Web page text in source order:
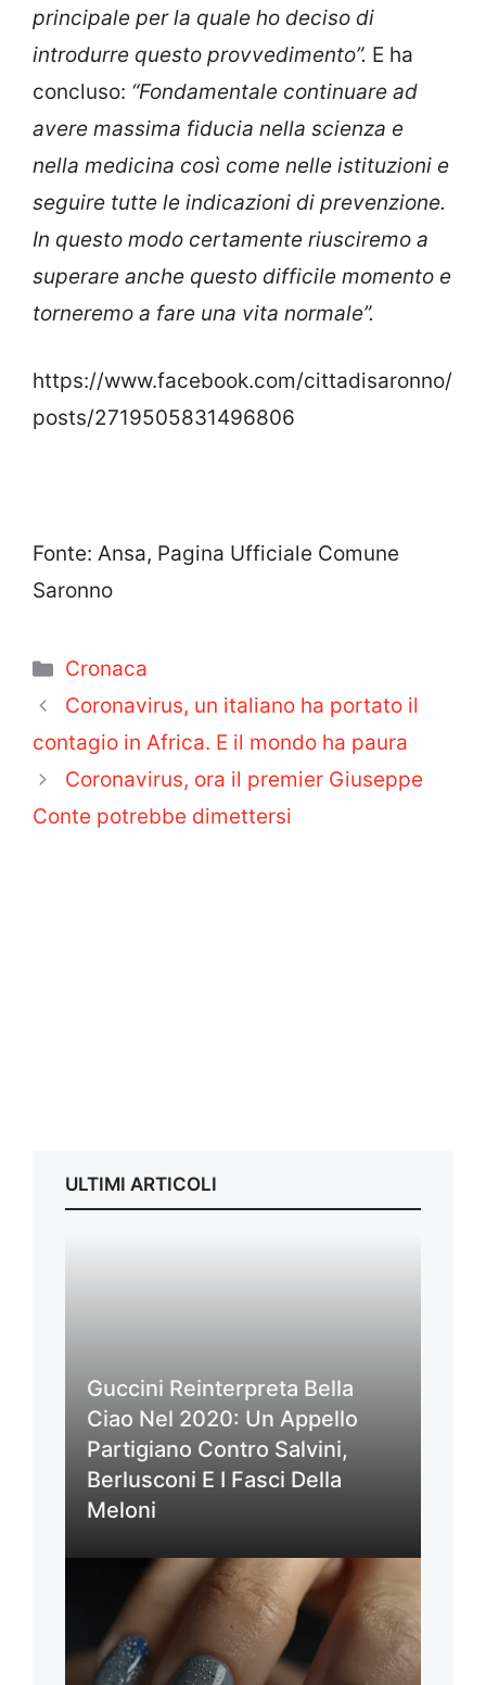
principale per la quale ho deciso di
introdurre questo provvedimento”. E ha
concluso: “Fondamentale continuare ad
avere massima fiducia nella scienza e
nella medicina così come nelle istituzioni e
seguire tutte le indicazioni di prevenzione.
In questo modo certamente riusciremo a
superare anche questo difficile momento e
torneremo a fare una vita normale”.
https://www.facebook.com/cittadisaronno/
posts/2719505831496806
Fonte: Ansa, Pagina Ufficiale Comune
Saronno
Categorie
Cronaca
Coronavirus, un italiano ha portato il
contagio in Africa. E il mondo ha paura
Coronavirus, ora il premier Giuseppe
Conte potrebbe dimettersi
ULTIMI ARTICOLI
Guccini Reinterpreta Bella
Ciao Nel 2020: Un Appello
Partigiano Contro Salvini,
Berlusconi E I Fasci Della
Meloni